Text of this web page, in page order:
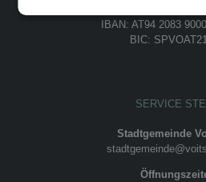
IBAN: AT94 2083
BIC:
SERVICE
Stadtgemeinde